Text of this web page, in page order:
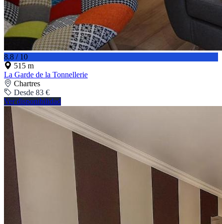
8.8 / 10
515 m
La Garde de la Tonnellerie
Chartres
Desde 83 €
Ver disponibilidad